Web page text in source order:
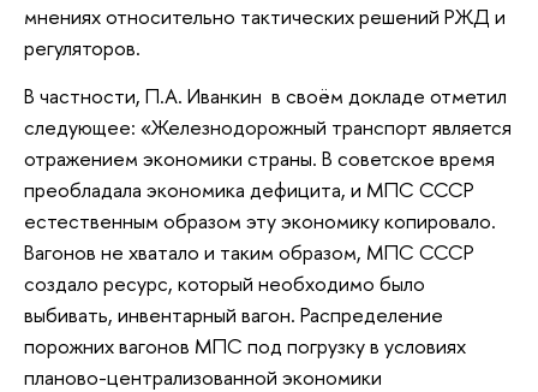
мнениях относительно тактических решений РЖД и
регуляторов.
В частности, П.А. Иванкин в своём докладе отметил
следующее: «Железнодорожный транспорт является
отражением экономики страны. В советское время
преобладала экономика дефицита, и МПС СССР
естественным образом эту экономику копировало.
Вагонов не хватало и таким образом, МПС СССР
создало ресурс, который необходимо было
выбивать, инвентарный вагон. Распределение
порожних вагонов МПС под погрузку в условиях
планово-централизованной экономики